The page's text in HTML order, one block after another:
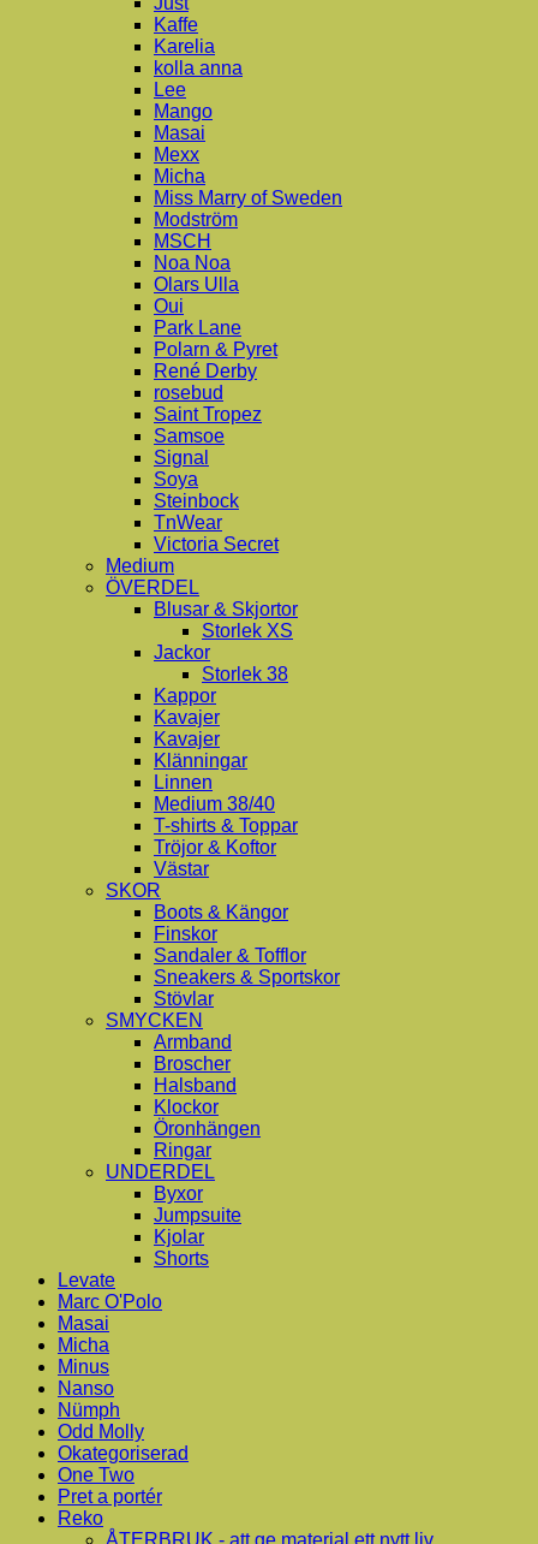
Kaffe
Karelia
kolla anna
Lee
Mango
Masai
Mexx
Micha
Miss Marry of Sweden
Modström
MSCH
Noa Noa
Olars Ulla
Oui
Park Lane
Polarn & Pyret
René Derby
rosebud
Saint Tropez
Samsoe
Signal
Soya
Steinbock
TnWear
Victoria Secret
Medium
ÖVERDEL
Blusar & Skjortor
Storlek XS
Jackor
Storlek 38
Kappor
Kavajer
Kavajer
Klänningar
Linnen
Medium 38/40
T-shirts & Toppar
Tröjor & Koftor
Västar
SKOR
Boots & Kängor
Finskor
Sandaler & Tofflor
Sneakers & Sportskor
Stövlar
SMYCKEN
Armband
Broscher
Halsband
Klockor
Öronhängen
Ringar
UNDERDEL
Byxor
Jumpsuite
Kjolar
Shorts
Levate
Marc O'Polo
Masai
Micha
Minus
Nanso
Nümph
Odd Molly
Okategoriserad
One Two
Pret a portér
Reko
ÅTERBRUK - att ge material ett nytt liv